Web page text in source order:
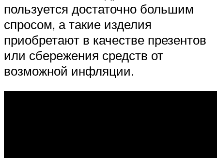
пользуется достаточно большим
спросом, а такие изделия
приобретают в качестве презентов
или сбережения средств от
возможной инфляции.